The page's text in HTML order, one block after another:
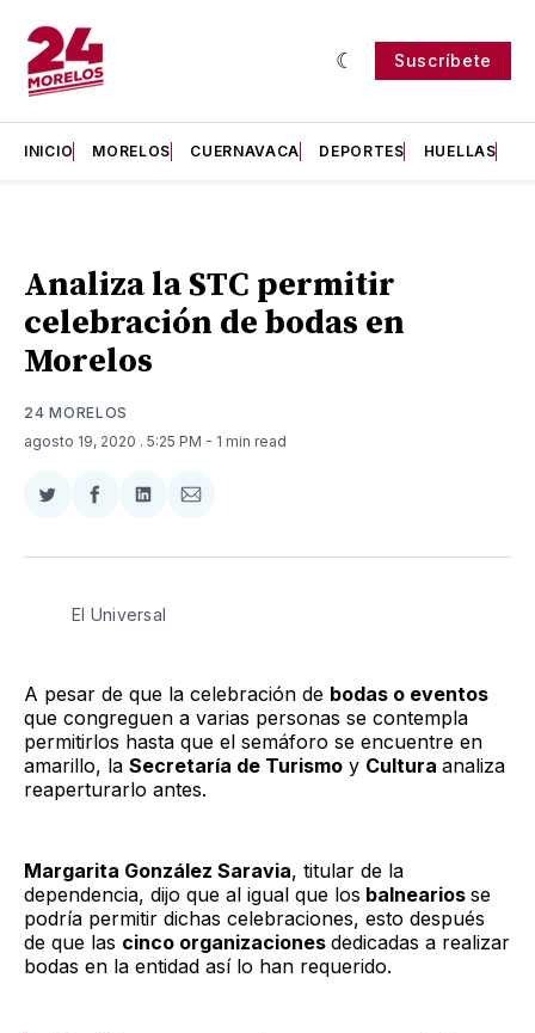
Suscríbete
INICIO MORELOS CUERNAVACA DEPORTES HUELLAS
Analiza la STC permitir
celebración de bodas en
Morelos
24 MORELOS
agosto 19, 2020 . 5:25 PM - 1 min read
Compartir
Twitter
Compartir
Facebook
Compartir
LinkedIn
Compartir
Email
El Universal
A pesar de que la celebración de bodas o eventos
que congreguen a varias personas se contempla
permitirlos hasta que el semáforo se encuentre en
amarillo, la Secretaría de Turismo y Cultura analiza
reaperturarlo antes.
Margarita González Saravia, titular de la
dependencia, dijo que al igual que los balnearios se
podría permitir dichas celebraciones, esto después
de que las cinco organizaciones dedicadas a realizar
bodas en la entidad así lo han requerido.